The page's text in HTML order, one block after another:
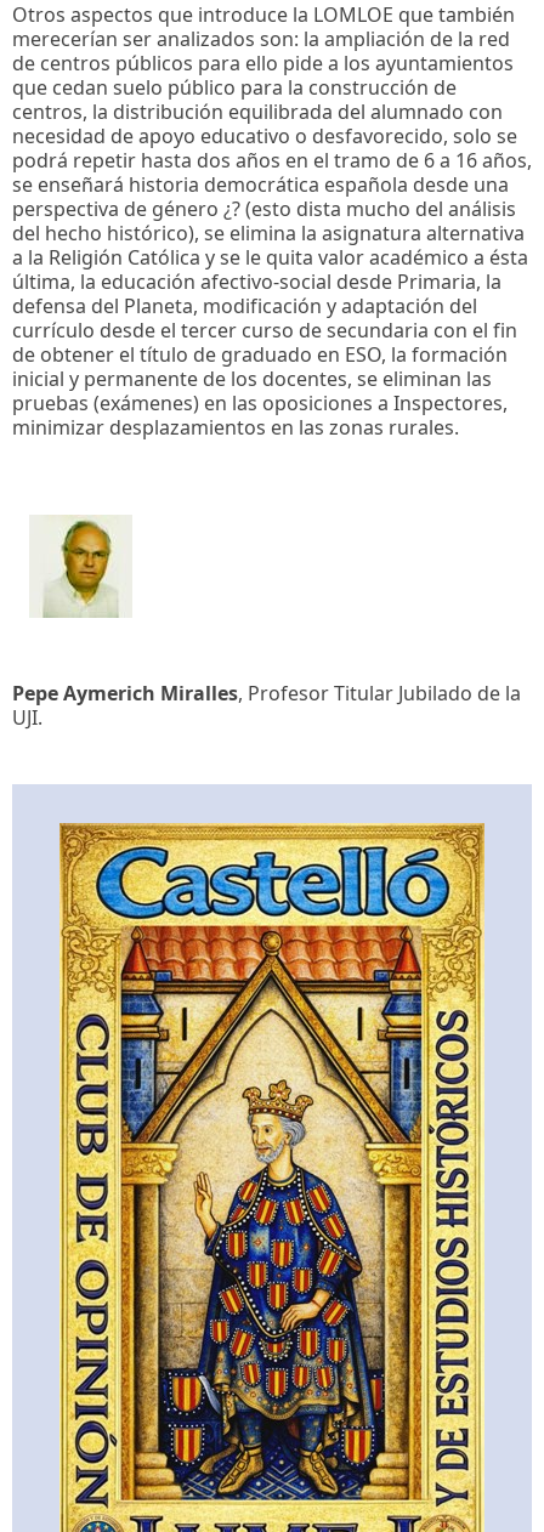
Otros aspectos que introduce la LOMLOE que también
merecerían ser analizados son: la ampliación de la red
de centros públicos para ello pide a los ayuntamientos
que cedan suelo público para la construcción de
centros, la distribución equilibrada del alumnado con
necesidad de apoyo educativo o desfavorecido, solo se
podrá repetir hasta dos años en el tramo de 6 a 16 años,
se enseñará historia democrática española desde una
perspectiva de género ¿? (esto dista mucho del análisis
del hecho histórico), se elimina la asignatura alternativa
a la Religión Católica y se le quita valor académico a ésta
última, la educación afectivo-social desde Primaria, la
defensa del Planeta, modificación y adaptación del
currículo desde el tercer curso de secundaria con el fin
de obtener el título de graduado en ESO, la formación
inicial y permanente de los docentes, se eliminan las
pruebas (exámenes) en las oposiciones a Inspectores,
minimizar desplazamientos en las zonas rurales.
Pepe Aymerich Miralles, Profesor Titular Jubilado de la
UJI.